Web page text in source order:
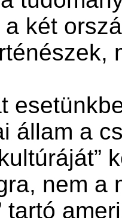
két
állam a
nem a
tartó